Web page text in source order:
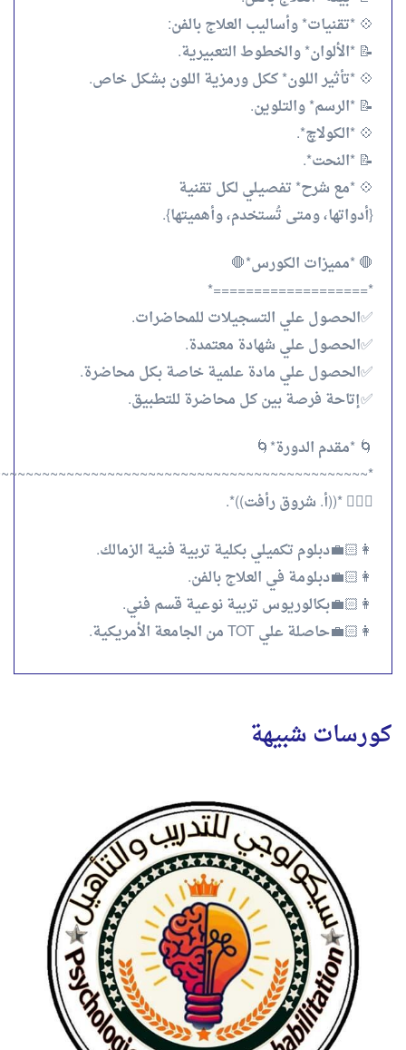
💠 *تقنيات* وأساليب العلاج بالفن:
📝 *الألوان* والخطوط التعبيرية.
💠 *تأثير اللون* ككل ورمزية اللون بشكل خاص.
📝 *الرسم* والتلوين.
💠 *الكولاچ*.
📝 *النحت*.
💠 *مع شرح* تفصيلي لكل تقنية
{أدواتها، ومتى تُستخدم، وأهميتها}.
🛑 *مميزات الكورس*🛑
*===================*
✅الحصول علي التسجيلات للمحاضرات.
✅الحصول علي شهادة معتمدة.
✅الحصول علي مادة علمية خاصة بكل محاضرة.
✅إتاحة فرصة بين كل محاضرة للتطبيق.
🌀 *مقدم الدورة*🌀
👩‍❤️‍👩 *((أ. شروق رأفت))*.
👩🏻‍💼دبلوم تكميلي بكلية تربية فنية الزمالك.
👩🏻‍💼دبلومة في العلاج بالفن.
👩🏻‍💼بكالوريوس تربية نوعية قسم فني.
👩🏻‍💼حاصلة علي TOT من الجامعة الأمريكية.
كورسات شبيهة